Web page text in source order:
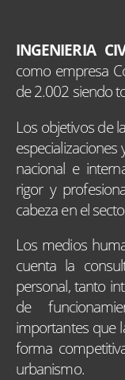
INGENIERIA
como empresa
de 2.002 siendo
Los objetivos de
especializaciones
nacional e
rigor y
cabeza en el
Los medios
cuenta la
personal, tanto
de
importantes que
forma
urbanismo.